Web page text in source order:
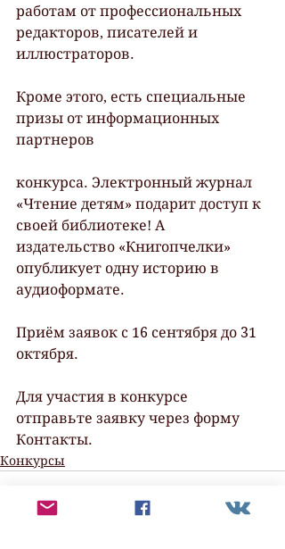
работам от профессиональных
редакторов, писателей и
иллюстраторов.
Кроме этого, есть специальные
призы от информационных
партнеров
конкурса. Электронный журнал
«Чтение детям» подарит доступ к
своей библиотеке! А
издательство «Книгопчелки»
опубликует одну историю в
аудиоформате.
Приём заявок с 16 сентября до 31
октября.
Для участия в конкурсе
отправьте заявку через форму
Контакты.
Конкурсы